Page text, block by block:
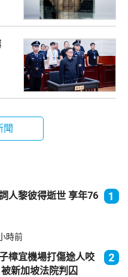
聞
黎彼得逝世 享年76
1
時前
樟宜機場打傷途人咬
傷警員 被新加坡法院判囚
2